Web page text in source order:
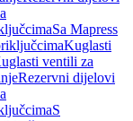
Sa Mapress
Kuglasti
ventili za
Rezervni dijelovi
S